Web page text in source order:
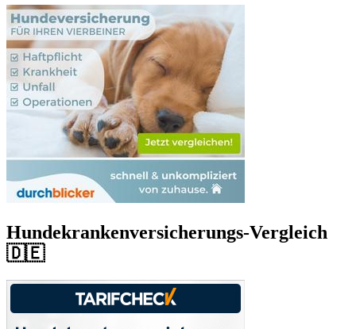
Hundekrankenversicherungs-Vergleich
🇩🇪